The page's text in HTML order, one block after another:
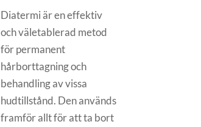
Diatermi är en effektiv
och väletablerad metod
för permanent
hårborttagning och
behandling av vissa
hudtillstånd. Den används
framför allt för att ta bort